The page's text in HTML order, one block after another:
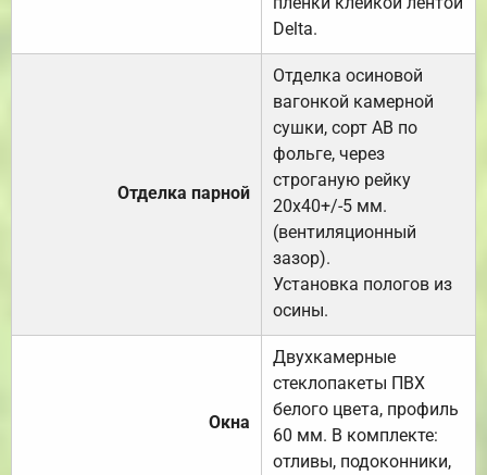
Delta.
Отделка парной
Отделка осиновой
вагонкой камерной
сушки, сорт АВ по
фольге, через
строганую рейку
20х40+/-5 мм.
(вентиляционный
зазор).
Установка пологов из
осины.
Окна
Двухкамерные
стеклопакеты ПВХ
белого цвета, профиль
60 мм. В комплекте:
отливы, подоконники,